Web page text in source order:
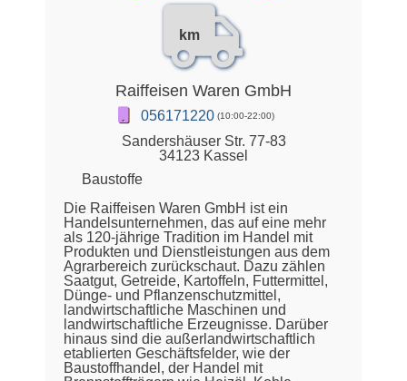
km
Raiffeisen Waren GmbH
056171220 (10:00-22:00)
Sandershäuser Str. 77-83
34123 Kassel
Baustoffe
Die Raiffeisen Waren GmbH ist ein
Handelsunternehmen, das auf eine mehr
als 120-jährige Tradition im Handel mit
Produkten und Dienstleistungen aus dem
Agrarbereich zurückschaut. Dazu zählen
Saatgut, Getreide, Kartoffeln, Futtermittel,
Dünge- und Pflanzenschutzmittel,
landwirtschaftliche Maschinen und
landwirtschaftliche Erzeugnisse. Darüber
hinaus sind die außerlandwirtschaftlich
etablierten Geschäftsfelder, wie der
Baustoffhandel, der Handel mit